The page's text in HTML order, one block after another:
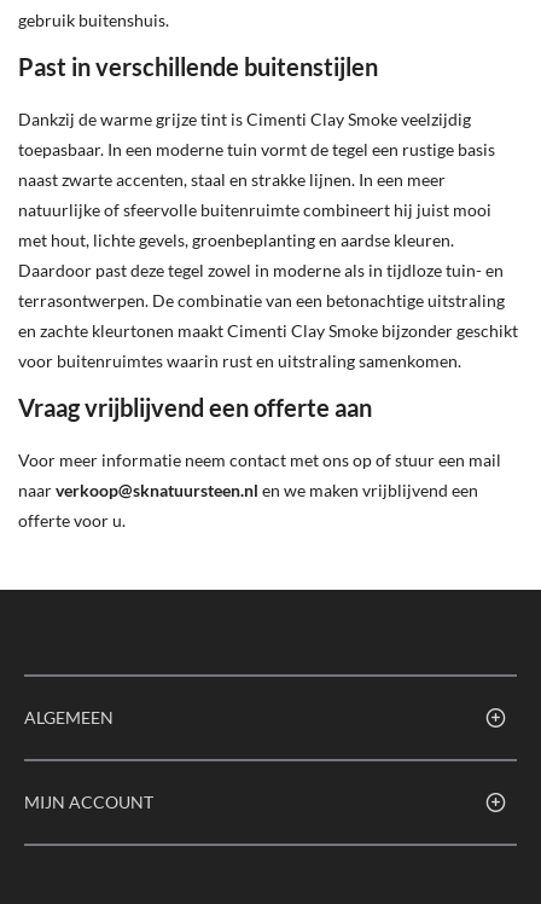
gebruik buitenshuis.
Past in verschillende buitenstijlen
Dankzij de warme grijze tint is Cimenti Clay Smoke veelzijdig
toepasbaar. In een moderne tuin vormt de tegel een rustige basis
naast zwarte accenten, staal en strakke lijnen. In een meer
natuurlijke of sfeervolle buitenruimte combineert hij juist mooi
met hout, lichte gevels, groenbeplanting en aardse kleuren.
Daardoor past deze tegel zowel in moderne als in tijdloze tuin- en
terrasontwerpen. De combinatie van een betonachtige uitstraling
en zachte kleurtonen maakt Cimenti Clay Smoke bijzonder geschikt
voor buitenruimtes waarin rust en uitstraling samenkomen.
Vraag vrijblijvend een offerte aan
Voor meer informatie neem contact met ons op of stuur een mail
naarverkoop@sknatuursteen.nl en we maken vrijblijvend een
offerte voor u.
ALGEMEEN
MIJN ACCOUNT